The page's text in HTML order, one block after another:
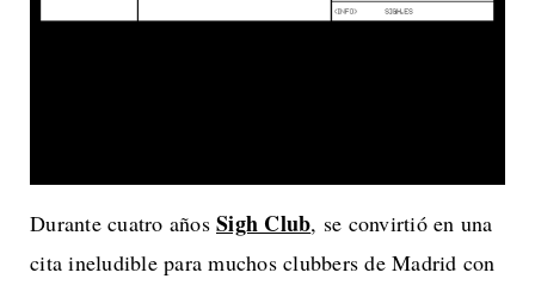
Durante cuatro años Sigh Club, se convirtió en una
cita ineludible para muchos clubbers de Madrid con